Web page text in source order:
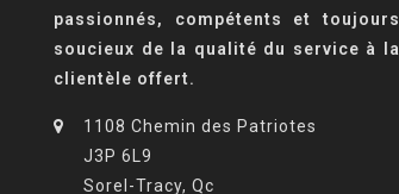
passionnés, compétents et toujours
soucieux de la qualité du service à la
clientèle offert.
1108 Chemin des Patriotes
J3P 6L9
Sorel-Tracy, Qc